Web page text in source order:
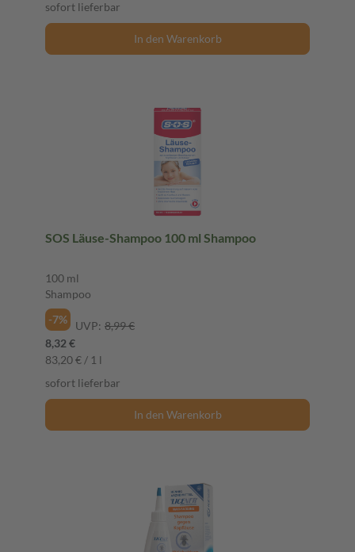
sofort lieferbar
In den Warenkorb
SOS Läuse-Shampoo 100 ml Shampoo
100 ml
Shampoo
-7%
UVP: 8,99 €
8,32 €
83,20 € / 1 l
sofort lieferbar
In den Warenkorb